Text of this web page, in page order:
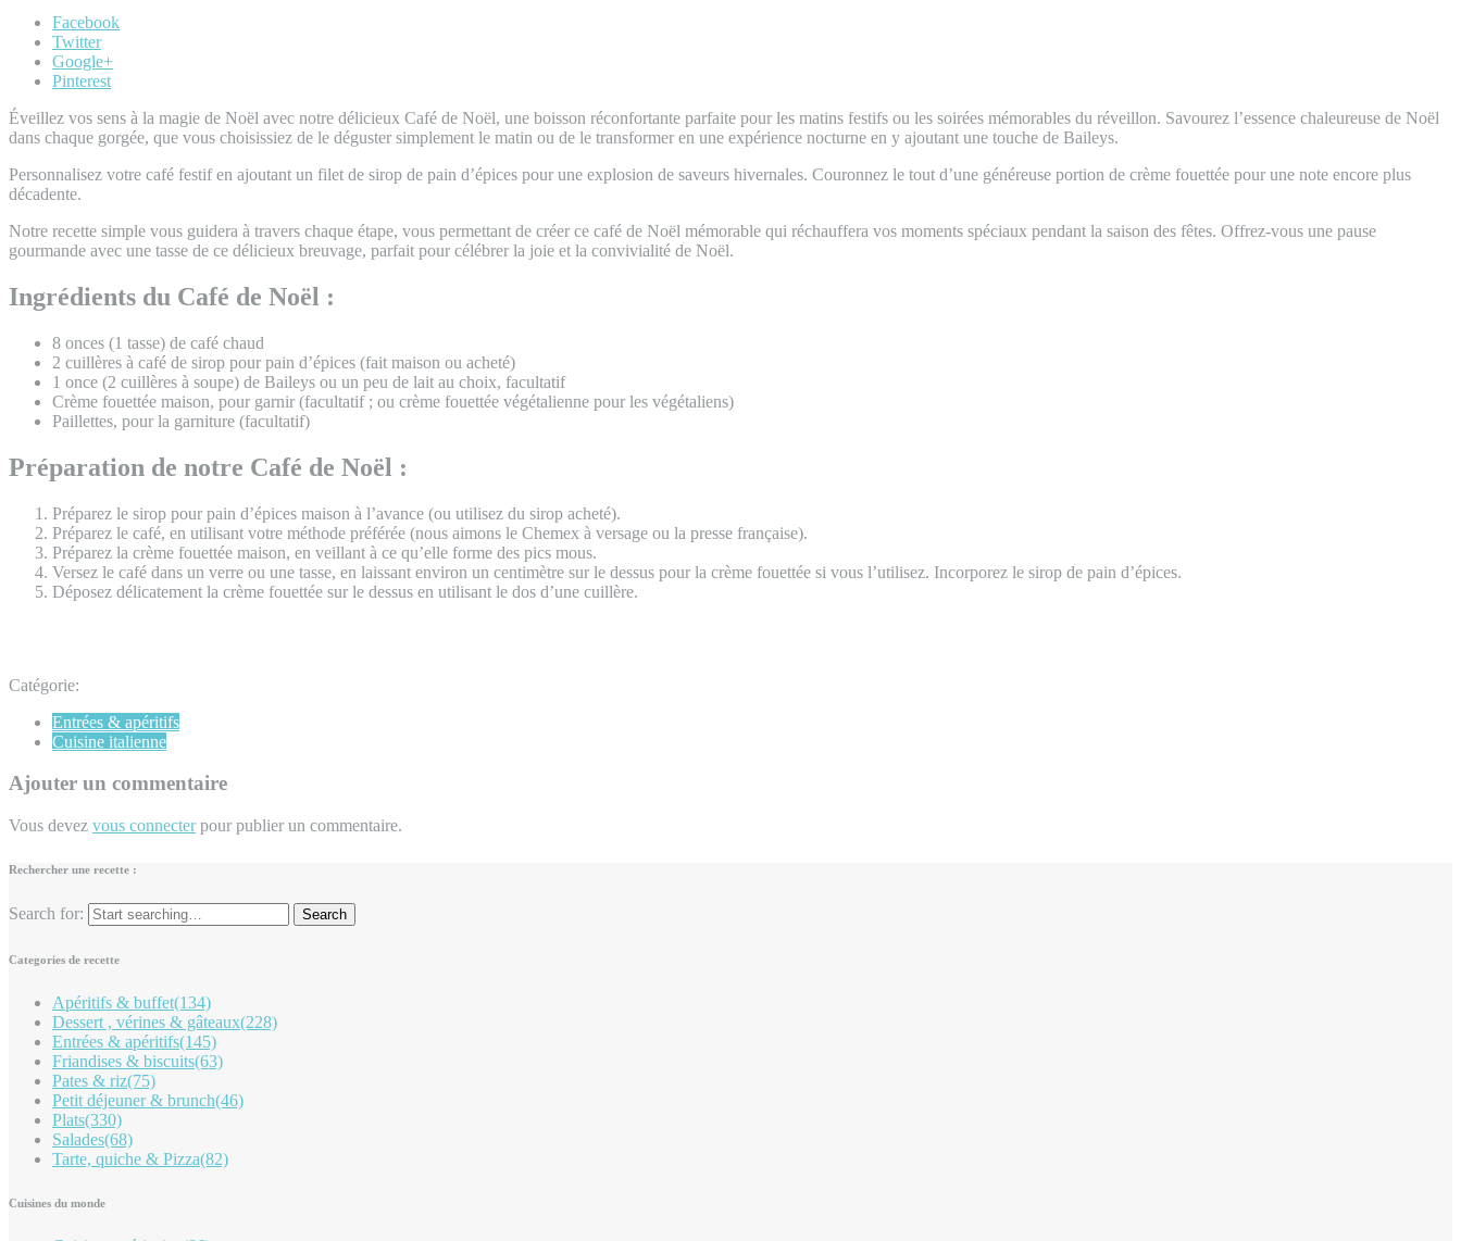
Facebook
Twitter
Google+
Pinterest
Éveillez vos sens à la magie de Noël avec notre délicieux Café de Noël, une boisson réconfortante parfaite pour les matins festifs ou les soirées mémorables du réveillon. Savourez l’essence chaleureuse de Noël
dans chaque gorgée, que vous choisissiez de le déguster simplement le matin ou de le transformer en une expérience nocturne en y ajoutant une touche de Baileys.
Personnalisez votre café festif en ajoutant un filet de sirop de pain d’épices pour une explosion de saveurs hivernales. Couronnez le tout d’une généreuse portion de crème fouettée pour une note encore plus
décadente.
Notre recette simple vous guidera à travers chaque étape, vous permettant de créer ce café de Noël mémorable qui réchauffera vos moments spéciaux pendant la saison des fêtes. Offrez-vous une pause
gourmande avec une tasse de ce délicieux breuvage, parfait pour célébrer la joie et la convivialité de Noël.
Ingrédients du Café de Noël :
8 onces (1 tasse) de café chaud
2 cuillères à café de sirop pour pain d’épices (fait maison ou acheté)
1 once (2 cuillères à soupe) de Baileys ou un peu de lait au choix, facultatif
Crème fouettée maison, pour garnir (facultatif ; ou crème fouettée végétalienne pour les végétaliens)
Paillettes, pour la garniture (facultatif)
Préparation de notre Café de Noël :
Préparez le sirop pour pain d’épices maison à l’avance (ou utilisez du sirop acheté).
Préparez le café, en utilisant votre méthode préférée (nous aimons le Chemex à versage ou la presse française).
Préparez la crème fouettée maison, en veillant à ce qu’elle forme des pics mous.
Versez le café dans un verre ou une tasse, en laissant environ un centimètre sur le dessus pour la crème fouettée si vous l’utilisez. Incorporez le sirop de pain d’épices.
Déposez délicatement la crème fouettée sur le dessus en utilisant le dos d’une cuillère.
Catégorie:
Entrées & apéritifs
Cuisine italienne
Ajouter un commentaire
Vous devez vous connecterpour publier un commentaire.
Rechercher une recette :
Search for:
Categories de recette
Apéritifs & buffet(134)
Dessert , vérines & gâteaux(228)
Entrées & apéritifs(145)
Friandises & biscuits(63)
Pates & riz(75)
Petit déjeuner & brunch(46)
Plats(330)
Salades(68)
Tarte, quiche & Pizza(82)
Cuisines du monde